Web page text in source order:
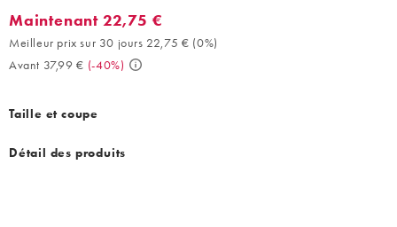
Maintenant 22,75 €. Meilleur prix sur 30 jours 22,75 € (0%).
Maintenant 22,75 €
Meilleur prix sur 30 jours 22,75 € (0%)
Avant 37,99 € (-40%)
Taille et coupe
Détail des produits